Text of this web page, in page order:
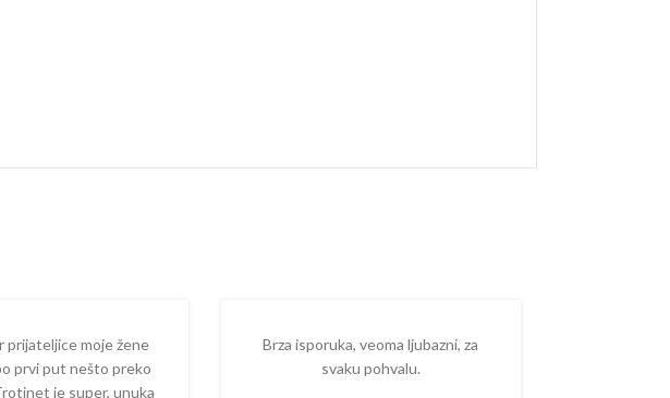
prijateljice moje žene
prvi put nešto preko
je super, unuka
Brza isporuka, veoma ljubazni, za
svaku pohvalu.